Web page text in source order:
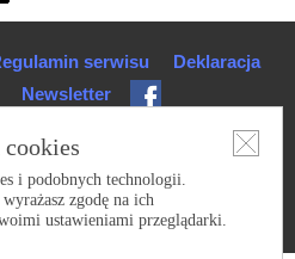
i podobnych technologii.
zgodę na ich
ustawieniami przeglądarki.
serwisu
Deklaracja
Newsletter